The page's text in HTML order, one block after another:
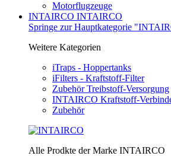
Motorflugzeuge
INTAIRCO INTAIRCO
Springe zur Hauptkategorie
Weitere Kategorien
iTraps - Hoppertanks
iFilters - Kraftstoff-Filter
Zubehör Treibstoff-Versorgung
INTAIRCO Kraftstoff-
Zubehör
Alle Prodkte der Marke INTAIRCO